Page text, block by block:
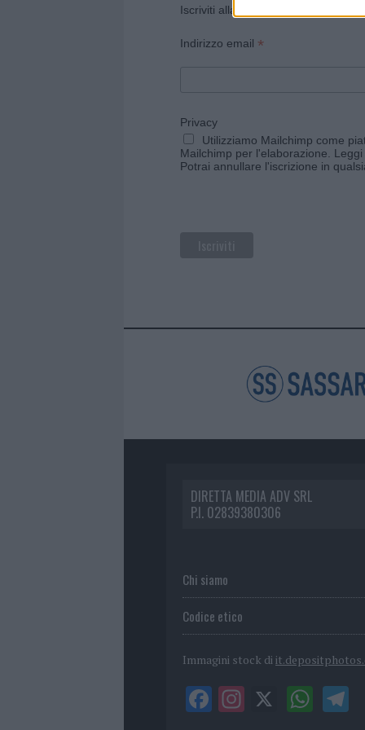
Iscriviti alla newsletter di Gallura
Indirizzo email *
Privacy
Utilizziamo Mailchimp come
Mailchimp per l'elaborazione.
Potrai annullare l'iscrizione in
DIRETTA MEDIA ADV SRL
P.I. 02839380306
Chi siamo
Codice etico
Immagini stock di